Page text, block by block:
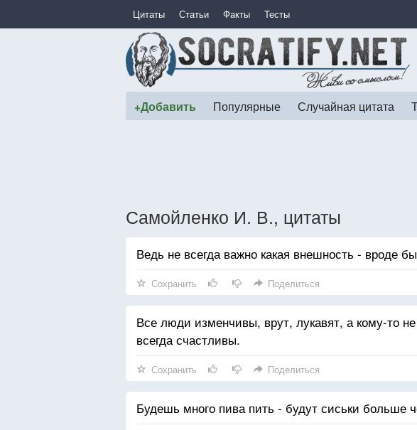
Цитаты Статьи Факты Тесты
+Добавить Популярные Случайная цитата
Самойленко И. В., цитаты
Ведь не всегда важно какая внешность - вроде
Сохранить Поделиться
Все люди изменчивы, врут, лукавят, а кому-то
всегда счастливы.
Сохранить Поделиться
Будешь много пива пить - будут сиськи больше